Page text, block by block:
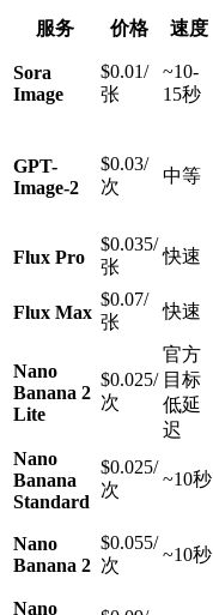
服务 价格 速度
Sora
Image
$0.01/
张
~10-
15秒
GPT-
Image-2
$0.03/
次
中等
Flux Pro
$0.035/
张
快速
Flux Max
$0.07/
张
快速
Nano
Banana 2
Lite
$0.025/
次
官方
目标
低延
迟
Nano
Banana
Standard
$0.025/
次
~10秒
Nano
Banana 2
$0.055/
次
~10秒
Nano